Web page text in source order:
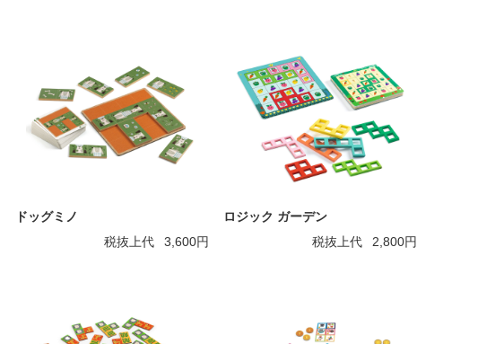
ドッグミノ
税抜上代
3,600円
ロジック ガーデン
税抜上代
2,800円